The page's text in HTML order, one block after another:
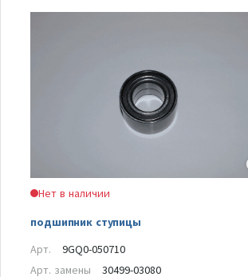
Нет в наличии
подшипник ступицы
Арт.
9GQ0-050710
Арт. замены
30499-03080